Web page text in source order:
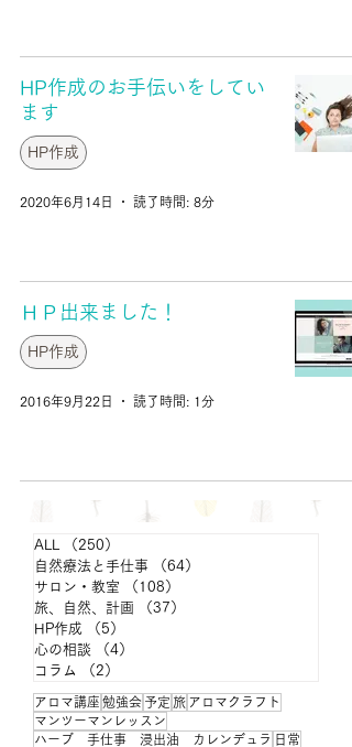
HP作成のお手伝いをしてい
ます
HP作成
2020年6月14日 読了時間: 8分
ＨＰ出来ました！
HP作成
2016年9月22日 読了時間: 1分
ALL （250）
自然療法と手仕事
（64）
サロン・教室
（108）
旅、自然、計画
（37）
HP作成
（5）
心の相談
（4）
コラム
（2）
アロマ講座 勉強会 予定 旅 アロマクラフト
マンツーマンレッスン
ハーブ 手仕事 浸出油 カレンデュラ 日常